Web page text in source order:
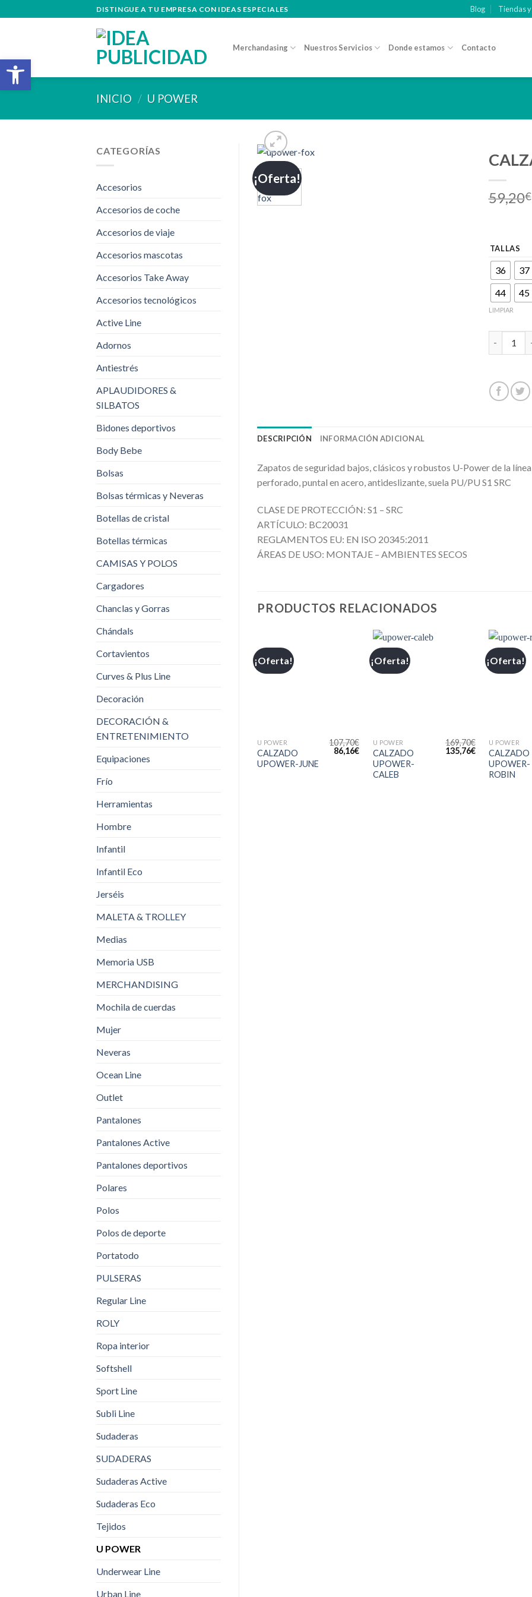
to
DISTINGUE A TU EMPRESA CON IDEAS ESPECIALES Blog Tiendas
Merchandasing Nuestros Servicios Donde estamos Contacto
INICIO / U POWER
CATEGORÍAS
Accesorios
Accesorios de coche
Accesorios de viaje
Accesorios mascotas
Accesorios Take Away
Accesorios tecnológicos
Active Line
Adornos
Antiestrés
APLAUDIDORES &
SILBATOS
Bidones deportivos
Body Bebe
Bolsas
Bolsas térmicas y Neveras
Botellas de cristal
Botellas térmicas
CAMISAS Y POLOS
Cargadores
Chanclas y Gorras
Chándals
Cortavientos
Curves & Plus Line
Decoración
DECORACIÓN &
ENTRETENIMIENTO
Equipaciones
Frío
Herramientas
Hombre
Infantil
Infantil Eco
Jerséis
MALETA & TROLLEY
Medias
Memoria USB
MERCHANDISING
Mochila de cuerdas
Mujer
Neveras
Ocean Line
Outlet
Pantalones
Pantalones Active
Pantalones deportivos
Polares
Polos
Polos de deporte
Portatodo
PULSERAS
Regular Line
ROLY
Ropa interior
Softshell
Sport Line
Subli Line
Sudaderas
SUDADERAS
Sudaderas Active
Sudaderas Eco
Tejidos
U POWER
Underwear Line
Urban Line
¡Oferta!
59,20€
TALLAS
36 37
44
45
LIMPIAR
DESCRIPCIÓN INFORMACIÓN ADICIONAL
Zapatos de seguridad bajos, clásicos y robustos U-Power de la
perforado, puntal en acero, antideslizante, suela PU/PU S1 SRC
CLASE DE PROTECCIÓN: S1 – SRC
ARTÍCULO: BC20031
REGLAMENTOS EU: EN ISO 20345:2011
ÁREAS DE USO: MONTAJE – AMBIENTES SECOS
PRODUCTOS RELACIONADOS
¡Oferta!
U POWER
CALZADO
UPOWER-JUNE
107,70€
86,16€
¡Oferta!
U POWER
CALZADO
UPOWER-
CALEB
169,70€
135,76€
¡Oferta!
U POWER
CALZADO
UPOWER-
ROBIN
Abrir barra de herramientas